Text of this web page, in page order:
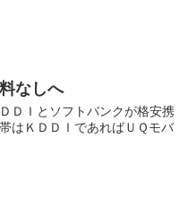
なしへ
ＤＩとソフトバンクが格安携
はＫＤＤＩであればＵＱモバ